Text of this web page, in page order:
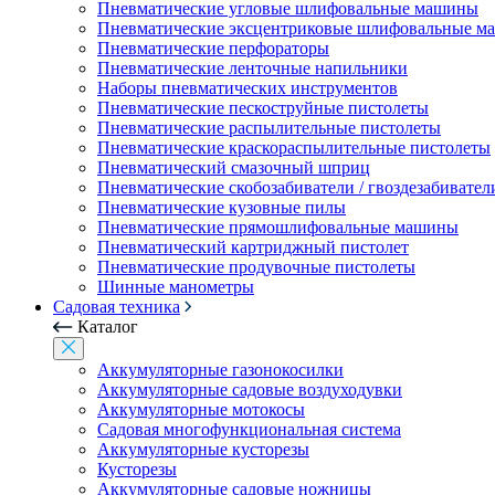
Пневматические угловые шлифовальные машины
Пневматические эксцентриковые шлифовальные
Пневматические перфораторы
Пневматические ленточные напильники
Наборы пневматических инструментов
Пневматические пескоструйные пистолеты
Пневматические распылительные пистолеты
Пневматические краскораспылительные пистолеты
Пневматический смазочный шприц
Пневматические скобозабиватели /
Пневматические кузовные пилы
Пневматические прямошлифовальные машины
Пневматический картриджный пистолет
Пневматические продувочные пистолеты
Шинные манометры
Садовая техника
Каталог
Аккумуляторные газонокосилки
Аккумуляторные садовые воздуходувки
Аккумуляторные мотокосы
Садовая многофункциональная система
Аккумуляторные кусторезы
Кусторезы
Аккумуляторные садовые ножницы